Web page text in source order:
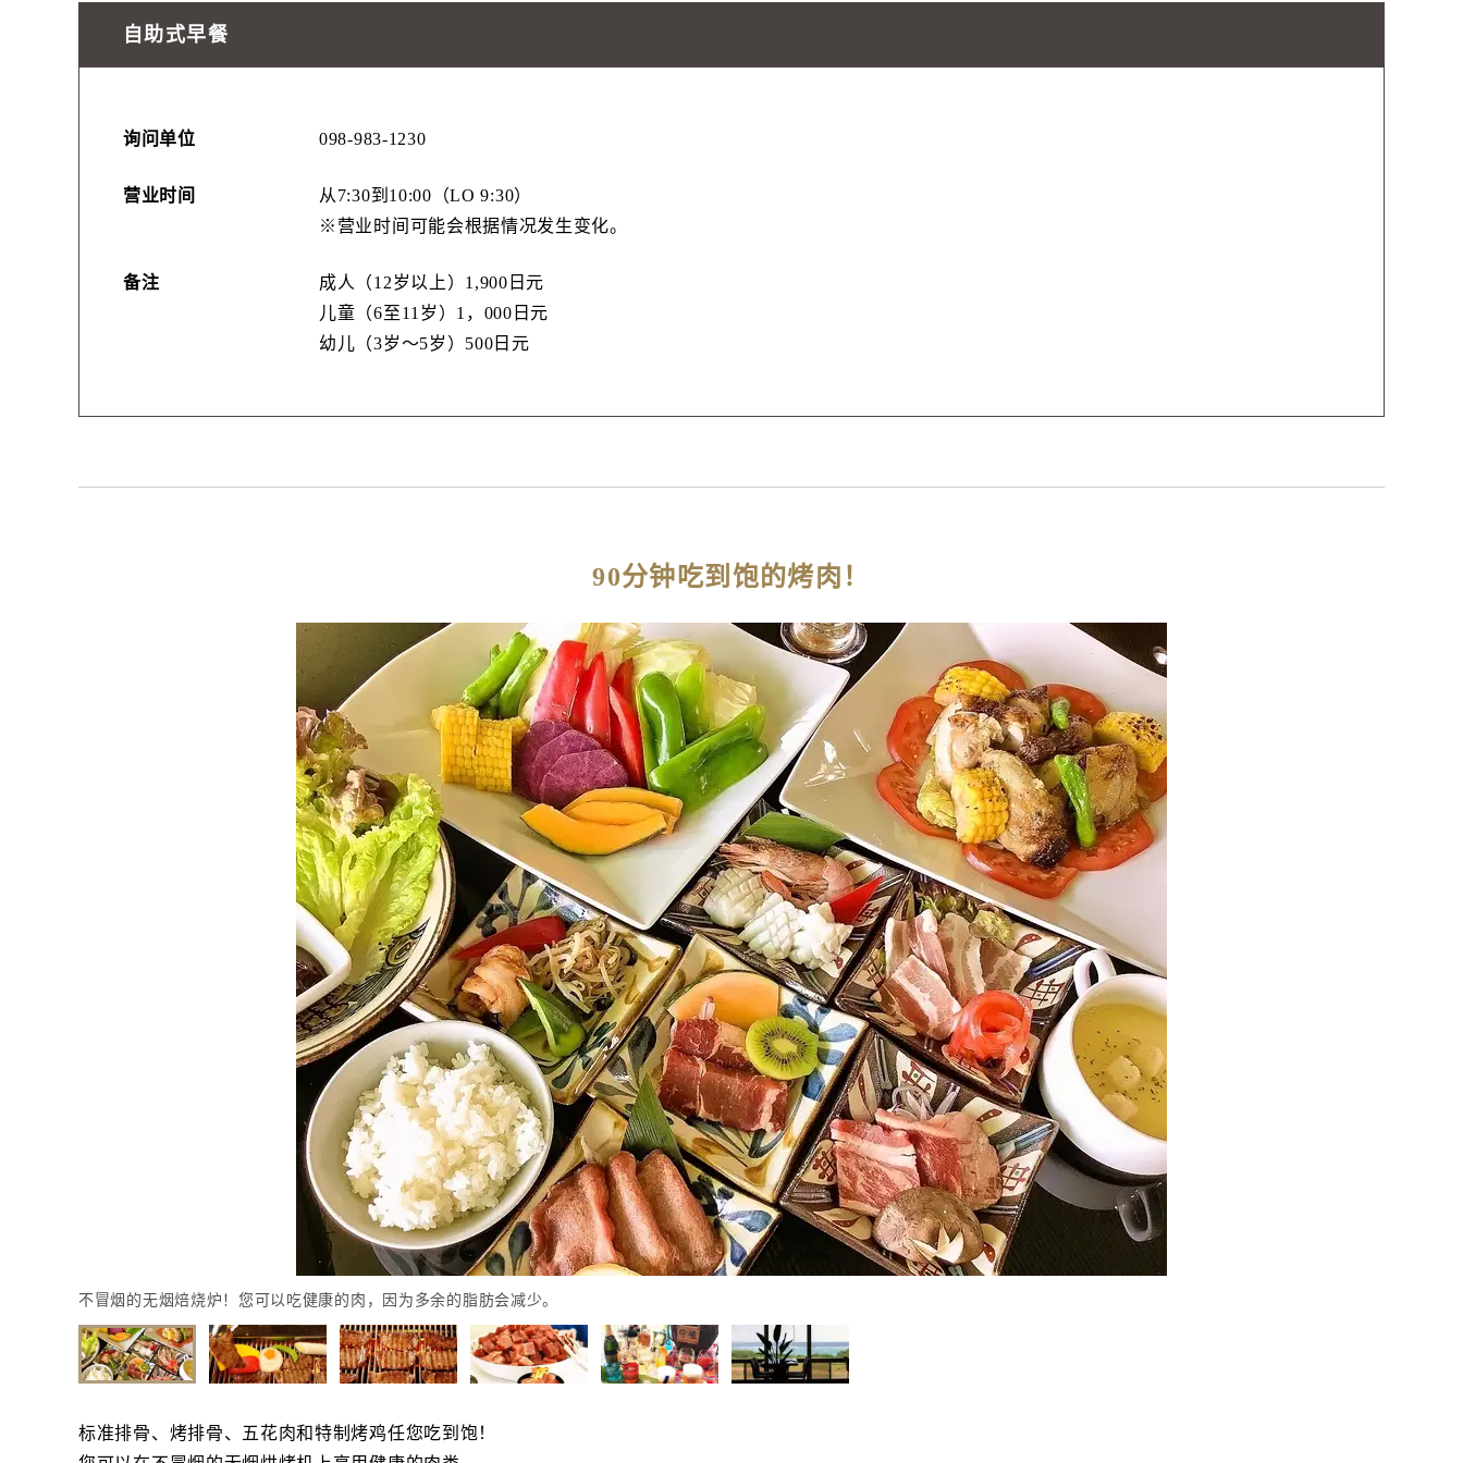
自助式早餐
询问单位 098-983-1230
营业时间
从7:30到10:00（LO 9:30）
※营业时间可能会根据情况发生变化。
备注
成人（12岁以上）1,900日元
儿童（6至11岁）1，000日元
幼儿（3岁〜5岁）500日元
90分钟吃到饱的烤肉！
不冒烟的无烟焙烧炉！您可以吃健康的肉，因为多余的脂肪会减少。
标准排骨、烤排骨、五花肉和特制烤鸡任您吃到饱！